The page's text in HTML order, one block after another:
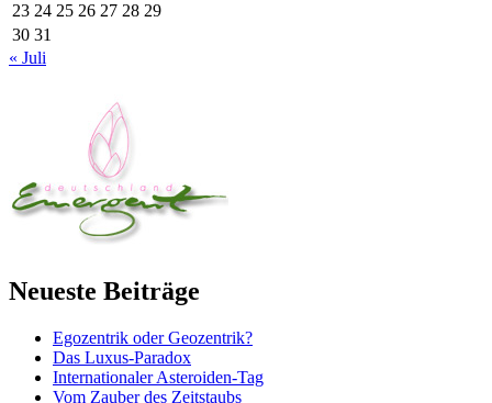
23 24 25 26 27 28 29
30 31
« Juli
Neueste Beiträge
Egozentrik oder Geozentrik?
Das Luxus-Paradox
Internationaler Asteroiden-Tag
Vom Zauber des Zeitstaubs